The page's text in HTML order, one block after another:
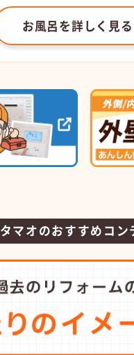
お風呂を詳しく見る
タマオのおすすめコン